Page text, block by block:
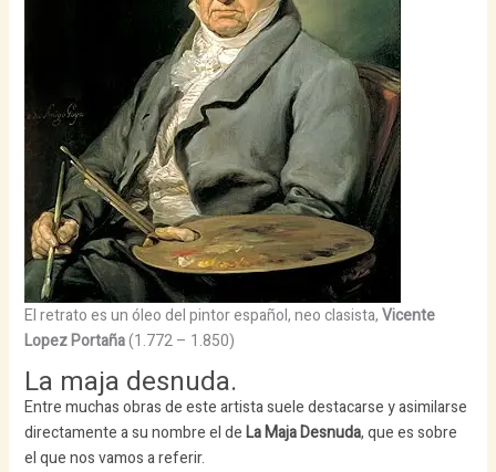
El retrato es un óleo del pintor español, neo clasista,Vicente
Lopez Portaña(1.772 – 1.850)
La maja desnuda.
Entre muchas obras de este artista suele destacarse y asimilarse
directamente a su nombre el deLa Maja Desnuda, que es sobre
el que nos vamos a referir.